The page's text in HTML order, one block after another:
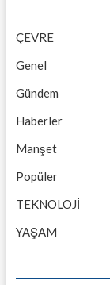
ÇEVRE
Genel
Gündem
Haberler
Manşet
Popüler
TEKNOLOJİ
YAŞAM